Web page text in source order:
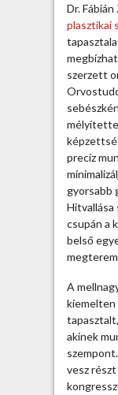
Dr.
plasztikai
szerzett
precíz
gyorsabb
Hitvallása
csupán a
belső
A
kiemelten
akinek
vesz részt